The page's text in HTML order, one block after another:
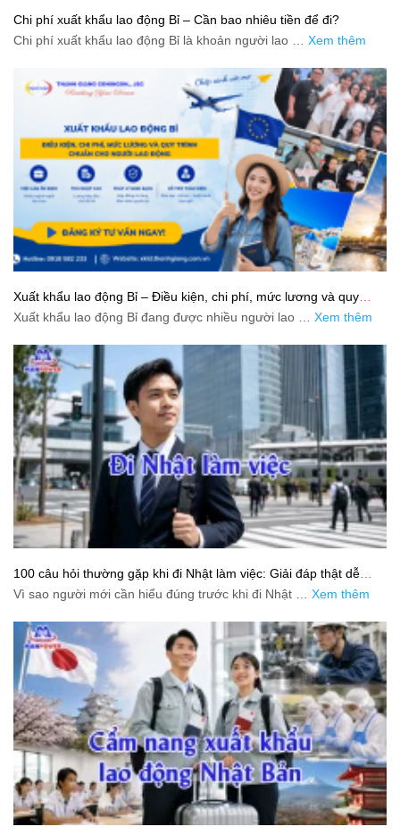
Chi phí xuất khẩu lao động Bỉ – Cần bao nhiêu tiền để đi?
Chi phí xuất khẩu lao động Bỉ là khoản người lao … Xem thêm
Xuất khẩu lao động Bỉ – Điều kiện, chi phí, mức lương và quy
trình chuẩn cho người lao động
Xuất khẩu lao động Bỉ đang được nhiều người lao … Xem thêm
100 câu hỏi thường gặp khi đi Nhật làm việc: Giải đáp thật dễ
hiểu cho người mới bắt đầu
Vì sao người mới cần hiểu đúng trước khi đi Nhật … Xem thêm